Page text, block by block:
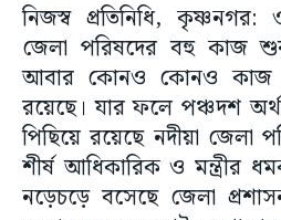
নিজস্ব প্রতিনিধি, কৃষ্ণনগর:
জেলা পরিষদের বহু কাজ
আবার কোনও কোনও কাজ
রয়েছে। যার ফলে পঞ্চদশ
পিছিয়ে রয়েছে নদীয়া জেলা
শীর্ষ আধিকারিক ও মন্ত্রীর
নড়েচড়ে বসেছে জেলা